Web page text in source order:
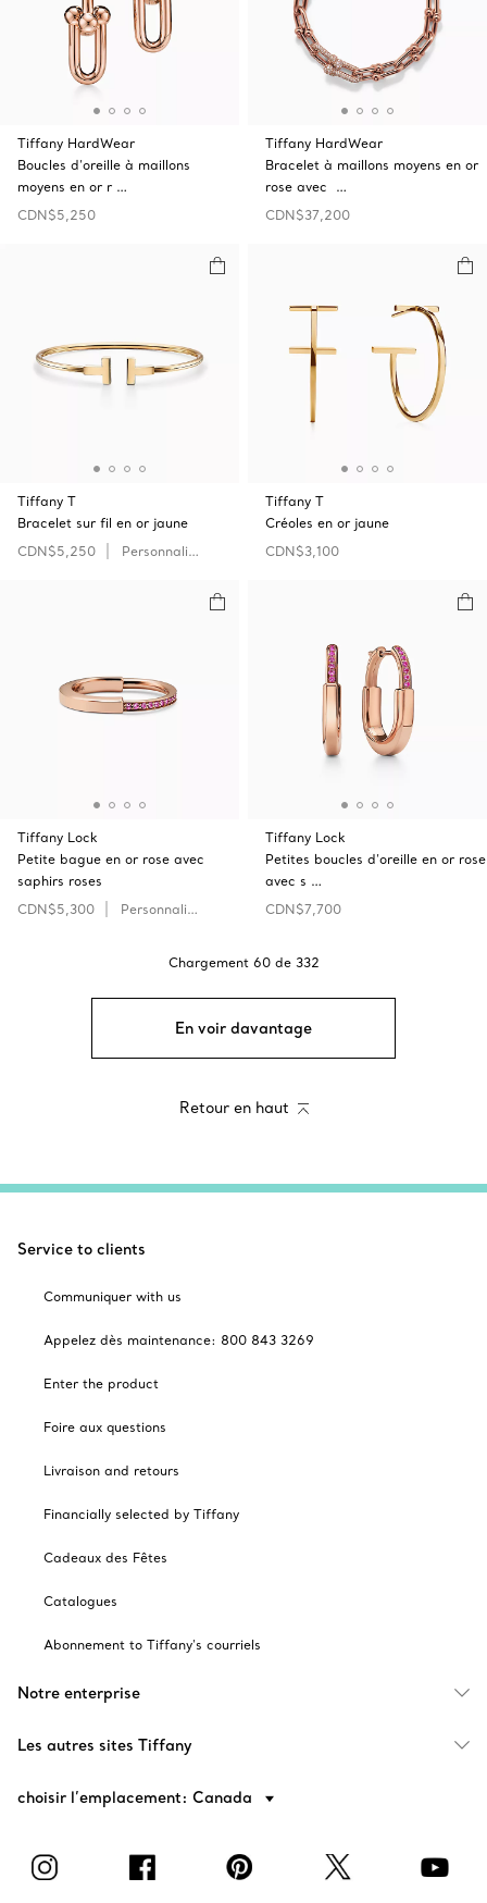
Tiffany HardWear
Boucles d’oreille à maillons
moyens en or r …
CDN$5,250
Tiffany HardWear
Bracelet à maillons moyens en or
rose avec …
CDN$37,200
Tiffany T
Bracelet sur fil en or jaune
CDN$5,250
Personnaliser
Tiffany T
Créoles en or jaune
CDN$3,100
Tiffany Lock
Petite bague en or rose avec
saphirs roses
CDN$5,300
Personnaliser
Tiffany Lock
Petites boucles d’oreille en or rose
avec s …
CDN$7,700
Chargement 60 de 332
En voir davantage
Retour en haut
Service to clients
Communiquer with us
Appelez dès maintenance: 800 843 3269
Enter the product
Foire aux questions
Livraison and retours
Financially selected by Tiffany
Cadeaux des Fêtes
Catalogues
Abonnement to Tiffany's courriels
Notre enterprise
Les autres sites Tiffany
choisir l’emplacement: Canada